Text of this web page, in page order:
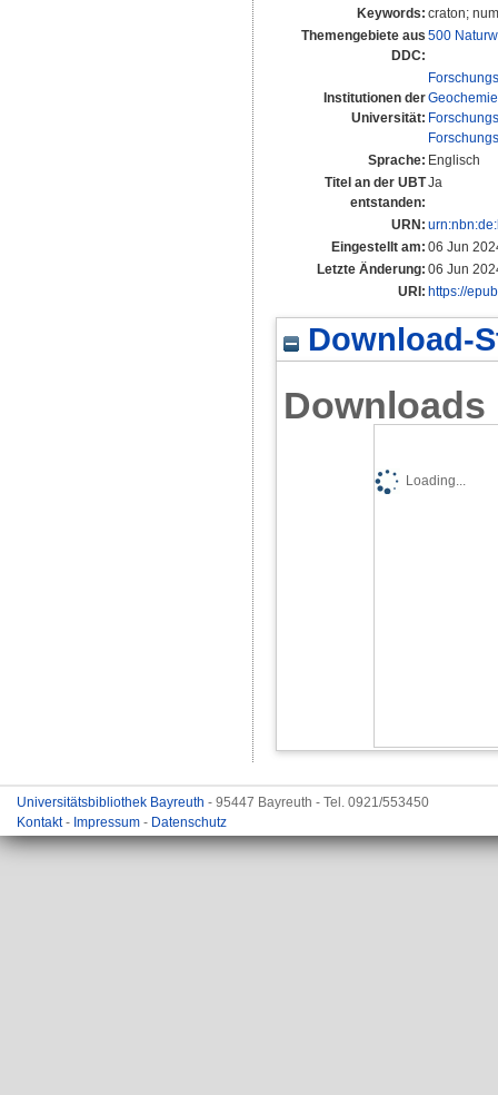
Keywords: craton;
Themengebiete aus
DDC:
500
Institutionen der
Universität:
Sprache: Englisch
Titel an der UBT
entstanden:
Ja
URN:
Eingestellt am: 06 Jun
Letzte Änderung: 06 Jun
URI: https://
Download-
Downloads
Loading...
Universitätsbibliothek Bayreuth - 95447 Bayreuth - Tel. 0921/553450
Kontakt- Impressum - Datenschutz